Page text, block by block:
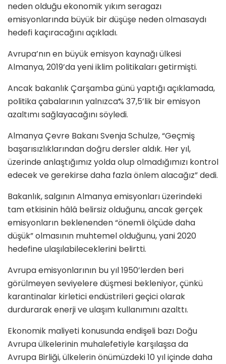
neden olduğu ekonomik yıkım seragazı
emisyonlarında büyük bir düşüşe neden olmasaydı
hedefi kaçıracağını açıkladı.
Avrupa’nın en büyük emisyon kaynağı ülkesi
Almanya, 2019’da yeni iklim politikaları getirmişti.
Ancak bakanlık Çarşamba günü yaptığı açıklamada,
politika çabalarının yalnızca% 37,5’lik bir emisyon
azaltımı sağlayacağını söyledi.
Almanya Çevre Bakanı Svenja Schulze, “Geçmiş
başarısızlıklarından doğru dersler aldık. Her yıl,
üzerinde anlaştığımız yolda olup olmadığımızı kontrol
edecek ve gerekirse daha fazla önlem alacağız” dedi.
Bakanlık, salgının Almanya emisyonları üzerindeki
tam etkisinin hâlâ belirsiz olduğunu, ancak gerçek
emisyonların beklenenden “önemli ölçüde daha
düşük” olmasının muhtemel olduğunu, yani 2020
hedefine ulaşılabileceklerini belirtti.
Avrupa emisyonlarının bu yıl 1950’lerden beri
görülmeyen seviyelere düşmesi bekleniyor, çünkü
karantinalar kirletici endüstrileri geçici olarak
durdurarak enerji ve ulaşım kullanımını azalttı.
Ekonomik maliyeti konusunda endişeli bazı Doğu
Avrupa ülkelerinin muhalefetiyle karşılaşsa da
Avrupa Birliği, ülkelerin önümüzdeki 10 yıl içinde daha